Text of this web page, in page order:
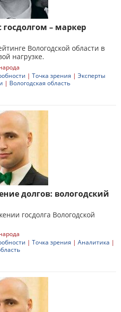
– маркер
Вологодской области в
нагрузке.
| Точка зрения | Эксперты
| Вологодская область
долгов: вологодский
госдолга Вологодской
| Точка зрения | Аналитика |